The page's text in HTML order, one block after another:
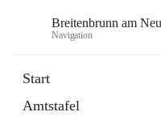
Breitenbrunn am
Navigation
Start
Amtstafel